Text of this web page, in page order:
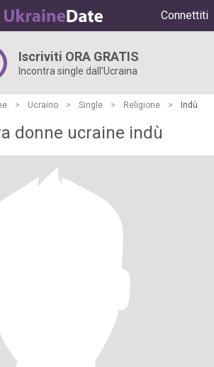
Connettiti
Iscriviti ORA GRATIS
Incontra single dall'Ucraina
> Ucraino > Single > Religione > Indù
donne ucraine indù